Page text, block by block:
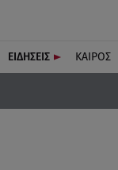
ΕΙΔΗΣΕΙΣ ΚΑΙΡΟΣ